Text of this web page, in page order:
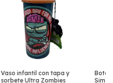
Vaso infantil con tapa y
sorbete Ultra Zombies